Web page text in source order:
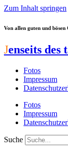
Zum Inhalt springen
Von allen guten und bösen
Jenseits des
Fotos
Impressum
Fotos
Impressum
Suche